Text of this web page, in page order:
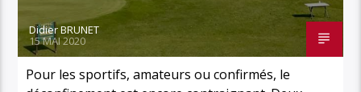
Didier BRUNET
15 MAI 2020
Pour les sportifs, amateurs ou confirmés, le